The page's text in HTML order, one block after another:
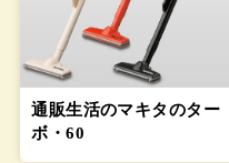
通販生活のマキタのター
ボ・60